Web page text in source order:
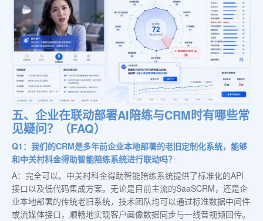
五、企业在联动部署AI陪练与CRM时有哪些常
见疑问？（FAQ）
Q1：我们的CRM是多年前企业本地部署的老旧定制化系统，能够
和中关村科金得助智能陪练系统进行联动吗？
A：完全可以。中关村科金得助智能陪练系统提供了标准化的API
接口以及低代码集成方案。无论是目前主流的SaaSCRM，还是企
业本地部署的传统老旧系统，技术团队均可以通过标准数据中间件
或流媒体接口，顺畅地实现客户画像数据同步与一线音视频回传。